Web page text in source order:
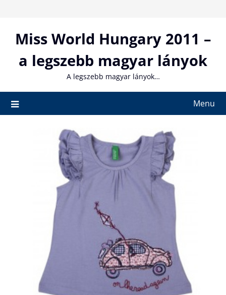
contentMiss World Hungary 2011 –
a legszebb magyar lányok
A legszebb magyar lányok…
Menu